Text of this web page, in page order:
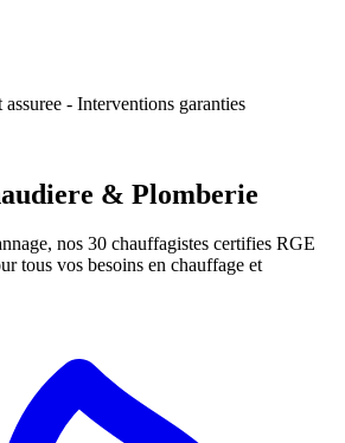
- Interventions garanties
& Plomberie
nos 30 chauffagistes certifies RGE
tous vos besoins en chauffage et